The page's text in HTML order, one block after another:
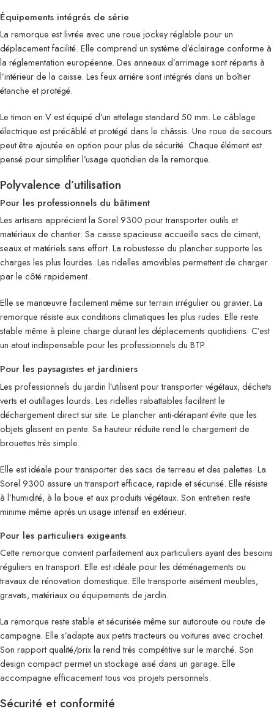
Équipements intégrés de série
La remorque est livrée avec une roue jockey réglable pour un
déplacement facilité. Elle comprend un système d’éclairage conforme à
la réglementation européenne. Des anneaux d’arrimage sont répartis à
l’intérieur de la caisse. Les feux arrière sont intégrés dans un boîtier
étanche et protégé.
Le timon en V est équipé d’un attelage standard 50 mm. Le câblage
électrique est précâblé et protégé dans le châssis. Une roue de secours
peut être ajoutée en option pour plus de sécurité. Chaque élément est
pensé pour simplifier l’usage quotidien de la remorque.
Polyvalence d’utilisation
Pour les professionnels du bâtiment
Les artisans apprécient la Sorel 9300 pour transporter outils et
matériaux de chantier. Sa caisse spacieuse accueille sacs de ciment,
seaux et matériels sans effort. La robustesse du plancher supporte les
charges les plus lourdes. Les ridelles amovibles permettent de charger
par le côté rapidement.
Elle se manœuvre facilement même sur terrain irrégulier ou gravier. La
remorque résiste aux conditions climatiques les plus rudes. Elle reste
stable même à pleine charge durant les déplacements quotidiens. C’est
un atout indispensable pour les professionnels du BTP.
Pour les paysagistes et jardiniers
Les professionnels du jardin l’utilisent pour transporter végétaux, déchets
verts et outillages lourds. Les ridelles rabattables facilitent le
déchargement direct sur site. Le plancher anti-dérapant évite que les
objets glissent en pente. Sa hauteur réduite rend le chargement de
brouettes très simple.
Elle est idéale pour transporter des sacs de terreau et des palettes. La
Sorel 9300 assure un transport efficace, rapide et sécurisé. Elle résiste
à l’humidité, à la boue et aux produits végétaux. Son entretien reste
minime même après un usage intensif en extérieur.
Pour les particuliers exigeants
Cette remorque convient parfaitement aux particuliers ayant des besoins
réguliers en transport. Elle est idéale pour les déménagements ou
travaux de rénovation domestique. Elle transporte aisément meubles,
gravats, matériaux ou équipements de jardin.
La remorque reste stable et sécurisée même sur autoroute ou route de
campagne. Elle s’adapte aux petits tracteurs ou voitures avec crochet.
Son rapport qualité/prix la rend très compétitive sur le marché. Son
design compact permet un stockage aisé dans un garage. Elle
accompagne efficacement tous vos projets personnels.
Sécurité et conformité